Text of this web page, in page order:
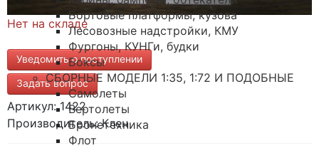
Бортовые платформы, кузова
Лесовозные надстройки, КМУ
Фургоны, КУНГи, будки
Боксы
СБОРНЫЕ МОДЕЛИ 1:35, 1:72 И ПОДОБНЫЕ
Самолеты
Вертолеты
Бронетехника
Флот
Нет на складе
Уведомить о поступлении
Задать вопрос
Артикул: 1422
Производитель: Клен